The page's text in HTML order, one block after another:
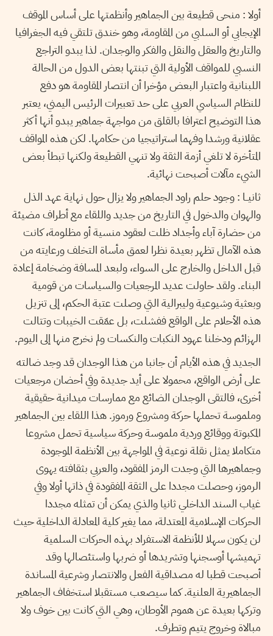
أولا : منحى قطيعة بين الجماهير وأنظمتها على أساس الموقف
الإيجابي أو السلبي من المقاومة، وهو خندق تلتقي فيه الجغرافيا
والتاريخ والعقل والنقل والفكر والوجدان. لذا يبدو التراجع
النسبي للمواقف الأولية التي تبنتها بعض الدول من الحالة
اللبنانية واعتبار البعض مؤخرا أن انتصار المقاومة هو دفع
للنظام السياسي العربي على حد تعبيرات الرئيس اليمني، يعتبر
هذا التوضيح اعترافا بالقلق من مواجهة جماهير يبدو أنها أكثر
عقلانية ورشدا وفهما استراتيجيا من حكامها. لكن هذه المواقف
المتأخرة لا تلغي أزمة الثقة ولا تنهي القطيعة ولكنها تبطأ بعض
الشيء مآلات أصبحت نهائية.
ثانيــا : وجود حلم راود الجماهير ولا يزال حول نهاية عهد الذل
والهوان والدخول في التاريخ من جديد واللقاء مع أطراف مضيئة
من حضارة آباء وأجداد ظلت لعقود منسية أو مظلومة، كانت
هذه الآمال تظهر بعيدة نظرا لعمق مأساة التخلف ورعايته من
قبل الداخل والخارج على السواء، ولبعد المسافة وضخامة إعادة
البناء. ولقد حاولت عديد المرجعيات والسياسات من قومية
وبعثية وشيوعية وليبرالية التي وصلت عتبة الحكم، إلى تنزيل
هذه الأحلام على الواقع ففشلت، بل عمّقت الخيبات وتتالت
الهزائم ودخلنا عهود النكبات والنكسات ولم نخرج منها إلى اليوم.
الجديد في هذه الأيام أن جانبا من هذا الوجدان قد وجد ضالته
على أرض الواقع، محمولا على أيد جديدة وفي أحضان مرجعيات
أخرى، فالتقى الوجدان الضائع مع ممارسات ميدانية حقيقية
وملموسة تحملها حركة ومشروع ورموز. هذا اللقاء بين الجماهير
المكبوتة ووقائع وردية ملموسة وحركة سياسية تحمل مشروعا
متكاملا يمثل نقلة نوعية في المواجهة بين الأنظمة الموجودة
وجماهيرها التي وجدت الرمز المفقود، والعربي بثقافته يهوى
الرموز، وحصلت مجددا على الثقة المفقودة في ذاتها أولا وفي
غياب السند الداخلي ثانيا والذي يمكن أن تمثله مجددا
الحركات الإسلامية المعتدلة، مما يغير كلية المعادلة الداخلية حيث
لن يكون سهلا للأنظمة الاستفراد بهذه الحركات السلمية
تهميشها أوسجنها وتشريدها أو ضربها واستئصالها وقد
أصبحت قطبا له مصداقية الفعل والانتصار وشرعية المساندة
الجماهيرية العلنية. كما سيصعب مستقبلا استخفاف الجماهير
وتركها بعيدة عن هموم الأوطان، وهي التي كانت بين خوف ولا
مبالاة وخروج يتيم وتطرف.